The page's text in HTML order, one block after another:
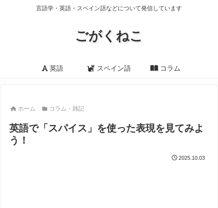
言語学・英語・スペイン語などについて発信しています
ごがくねこ
英語 スペイン語 コラム
ホーム コラム・雑記
英語で「スパイス」を使った表現を見てみよ
う！
2025.10.03